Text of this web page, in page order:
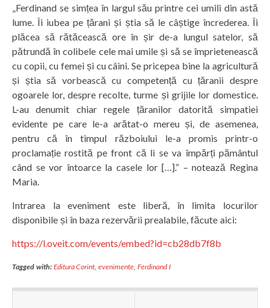
„Ferdinand se simțea în largul său printre cei umili din astă
lume. Îi iubea pe țărani și știa să le câștige încrederea. Îi
plăcea să rătăcească ore în șir de-a lungul satelor, să
pătrundă în colibele cele mai umile și să se împrietenească
cu copii, cu femei și cu câini. Se pricepea bine la agricultură
și știa să vorbească cu competență cu țăranii despre
ogoarele lor, despre recolte, turme și grijile lor domestice.
L-au denumit chiar regele țăranilor datorită simpatiei
evidente pe care le-a arătat-o mereu și, de asemenea,
pentru că în timpul războiului le-a promis printr-o
proclamație rostită pe front că li se va împărți pământul
când se vor întoarce la casele lor […].” – notează Regina
Maria.
Intrarea la eveniment este liberă, în limita locurilor
disponibile și în baza rezervării prealabile, făcute aici:
https://l.oveit.com/events/embed?id=cb28db7f8b
Tagged with: Editura Corint,evenimente,Ferdinand I